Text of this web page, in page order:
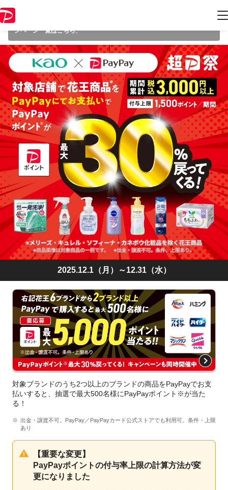
ージ内の情報はキャンペーン終了時点のものになります。
ンペーン一覧はこちら。
2025.12.1（月）～12.31（水）
対象ブランドのうち2つ以上のブランドの商品をPayPayでお支
払いすると、抽選で最大500名様にPayPayポイント※が当た
る！
出金・譲渡不可。PayPay／PayPayカード公式ストアでも利用可。条件・上限
あり
【重要な変更】
PayPayポイントの付与率上限の計算方法が変
更になりました